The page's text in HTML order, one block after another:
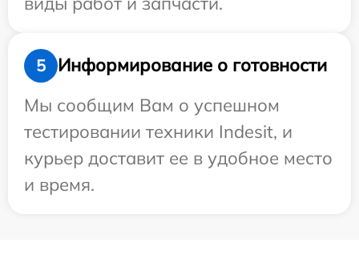
5
Информирование о готовности
Мы сообщим Вам о успешном
тестировании техники Indesit, и
курьер доставит ее в удобное место
и время.